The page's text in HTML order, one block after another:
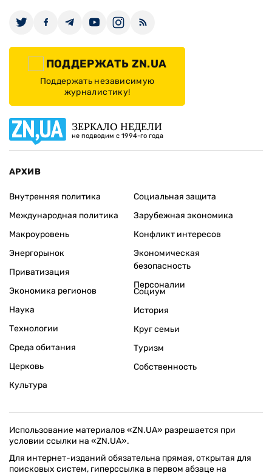
ПОДДЕРЖАТЬ ZN.UA
Поддержать независимую
журналистику!
ЗЕРКАЛО НЕДЕЛИ
не подводим с 1994-го года
АРХИВ
Внутренняя политика
Международная политика
Макроуровень
Энергорынок
Приватизация
Экономика регионов
Социальная защита
Зарубежная экономика
Конфликт интересов
Экономическая
безопасность
Персоналии
Наука
Технологии
Среда обитания
Церковь
Культура
Социум
История
Круг семьи
Туризм
Собственность
Использование материалов «ZN.UA» разрешается при
условии ссылки на «ZN.UA».
Для интернет-изданий обязательна прямая, открытая для
поисковых систем, гиперссылка в первом абзаце на